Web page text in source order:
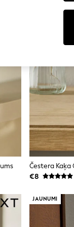
Čestera Kaķa
€8
JAUNUMI